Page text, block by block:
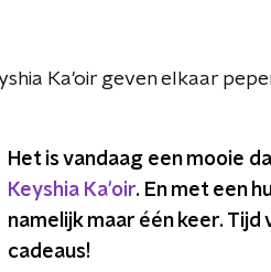
Ka'oir geven elkaar
Het is vandaag een mooie
Keyshia Ka'oir. En met een
namelijk maar één keer.
cadeaus!